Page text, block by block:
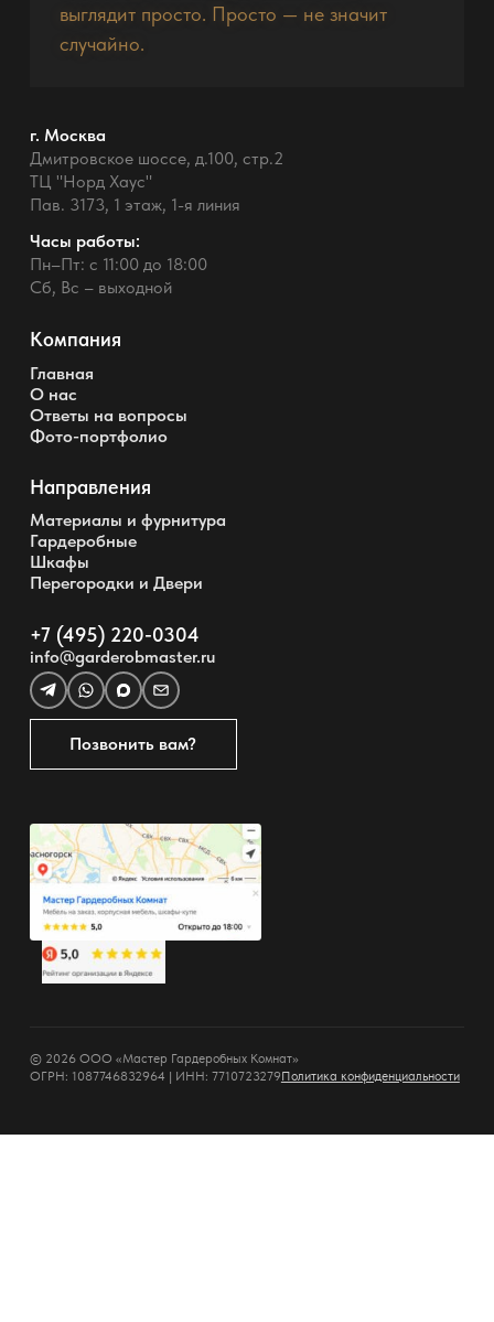
выглядит просто. Просто — не значит
случайно.
г. Москва
Дмитровское шоссе, д.100, стр.2
ТЦ "Норд Хаус"
Пав. 3173, 1 этаж, 1-я линия
Часы работы:
Пн–Пт: с 11:00 до 18:00
Сб, Вс – выходной
Компания
Главная
О нас
Ответы на вопросы
Фото-портфолио
Направления
Материалы и фурнитура
Гардеробные
Шкафы
Перегородки и Двери
+7 (495) 220-0304
info@garderobmaster.ru
Позвонить вам?
© 2026 ООО «Мастер Гардеробных Комнат»
ОГРН: 1087746832964 | ИНН: 7710723279Политика конфиденциальности